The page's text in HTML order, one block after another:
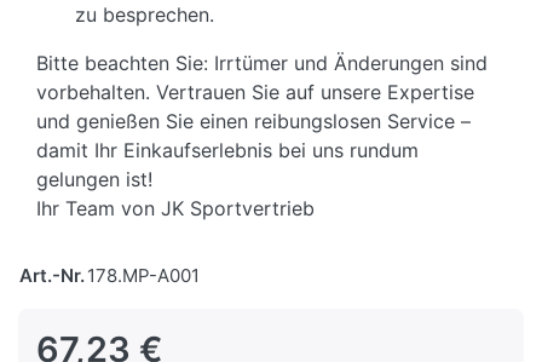
zu besprechen.
Bitte beachten Sie: Irrtümer und Änderungen sind
vorbehalten. Vertrauen Sie auf unsere Expertise
und genießen Sie einen reibungslosen Service –
damit Ihr Einkaufserlebnis bei uns rundum
gelungen ist!
Ihr Team von JK Sportvertrieb
Art.-Nr.178.MP-A001
67,23 €